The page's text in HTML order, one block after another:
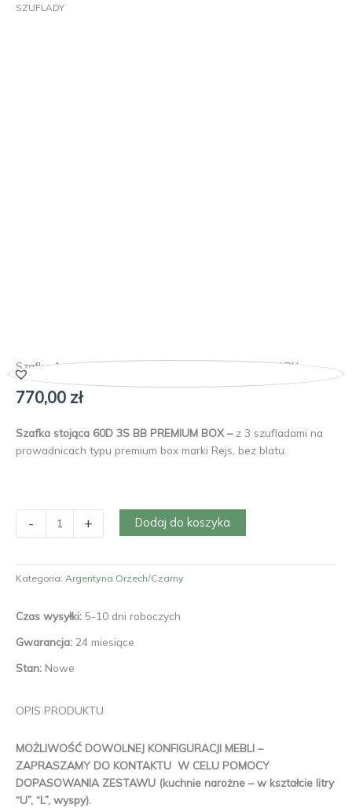
SZUFLADY
Szafka Argentyna 60D 3S BB PREMIUM BOX SZUFLADY
770,00 zł
Szafka stojąca 60D 3S BB PREMIUM BOX – z 3 szufladami na
prowadnicach typu premium box marki Rejs, bez blatu.
-
Szafka
60D
3S
PREMIUM
BOX
+ Dodaj do koszyka
Kategoria: Argentyna Orzech/Czarny
Czas wysyłki: 5-10 dni roboczych
Gwarancja: 24 miesiące
Stan: Nowe
OPIS PRODUKTU
MOŻLIWOŚĆ DOWOLNEJ KONFIGURACJI MEBLI –
ZAPRASZAMY DO KONTAKTU W CELU POMOCY
DOPASOWANIA ZESTAWU (kuchnie narożne – w kształcie litry
“U”, “L”, wyspy).